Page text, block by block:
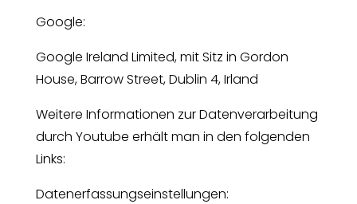
Google:
Google Ireland Limited, mit Sitz in Gordon
House, Barrow Street, Dublin 4, Irland
Weitere Informationen zur Datenverarbeitung
durch Youtube erhält man in den folgenden
Links:
Datenerfassungseinstellungen: